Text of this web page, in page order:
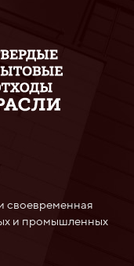
своевременная
и промышленных